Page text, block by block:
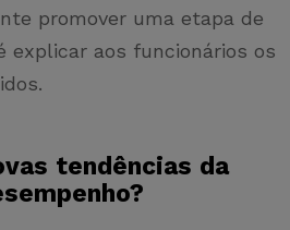
promover uma etapa de
explicar aos funcionários os
tendências da